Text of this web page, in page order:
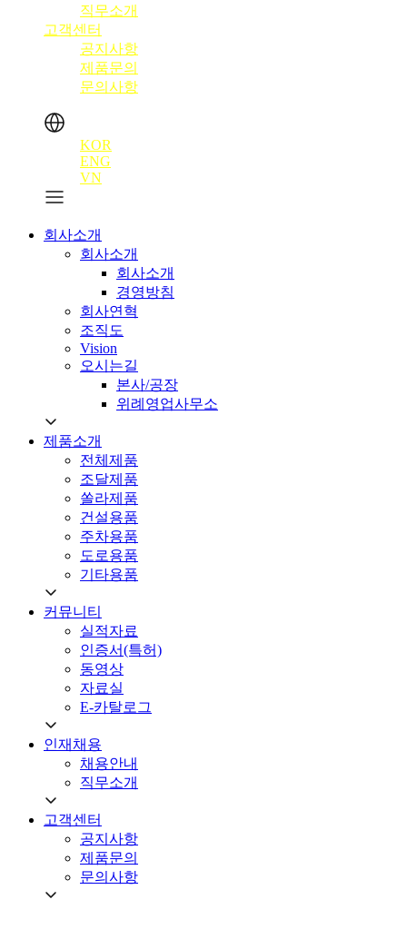
직무소개
고객센터
공지사항
제품문의
문의사항
KOR
ENG
VN
회사소개
회사소개
회사소개
경영방침
회사연혁
조직도
Vision
오시는길
본사/공장
위례영업사무소
제품소개
전체제품
조달제품
쏠라제품
건설용품
주차용품
도로용품
기타용품
커뮤니티
실적자료
인증서(특허)
동영상
자료실
E-카탈로그
인재채용
채용안내
직무소개
고객센터
공지사항
제품문의
문의사항